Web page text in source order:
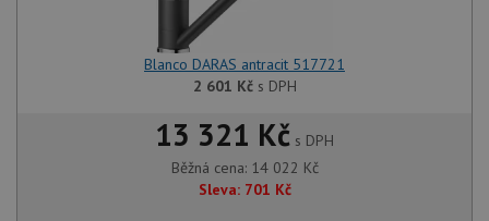
Blanco DARAS antracit 517721
2 601 Kčs DPH
13 321 Kč s DPH
Běžná cena: 14 022 Kč
Sleva: 701 Kč